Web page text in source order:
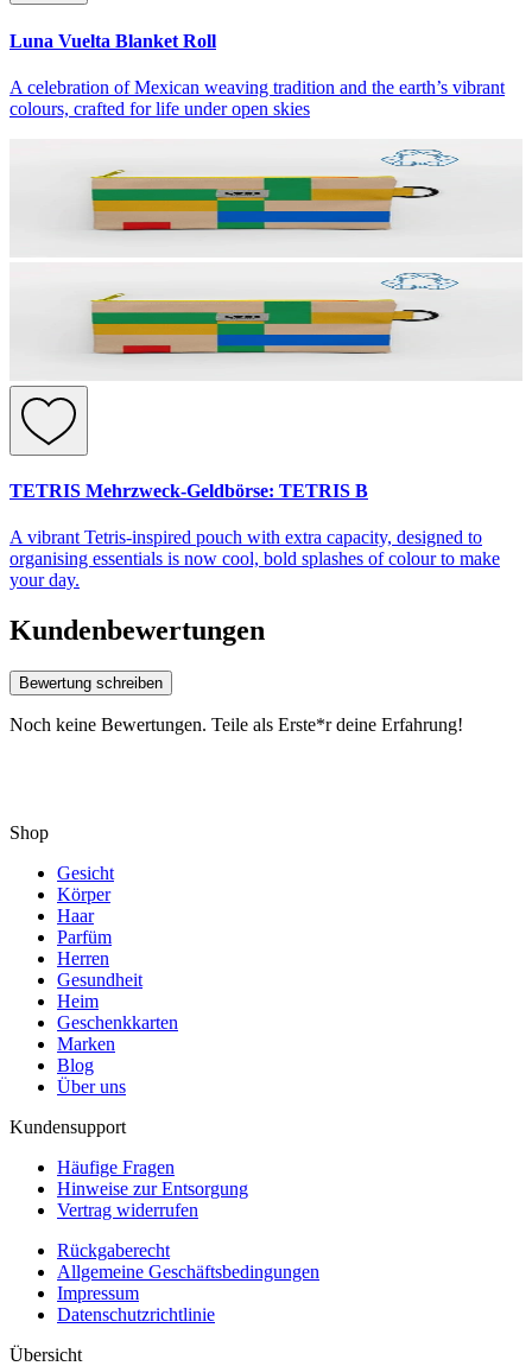
Luna Vuelta Blanket Roll
A celebration of Mexican weaving tradition and the earth’s vibrant
colours, crafted for life under open skies
TETRIS Mehrzweck-Geldbörse: TETRIS B
A vibrant Tetris-inspired pouch with extra capacity, designed to
organising essentials is now cool, bold splashes of colour to make
your day.
Kundenbewertungen
Bewertung schreiben
Noch keine Bewertungen. Teile als Erste*r deine Erfahrung!
Shop
Gesicht
Körper
Haar
Parfüm
Herren
Gesundheit
Heim
Geschenkkarten
Marken
Blog
Über uns
Kundensupport
Häufige Fragen
Hinweise zur Entsorgung
Vertrag widerrufen
Rückgaberecht
Allgemeine Geschäftsbedingungen
Impressum
Datenschutzrichtlinie
Übersicht